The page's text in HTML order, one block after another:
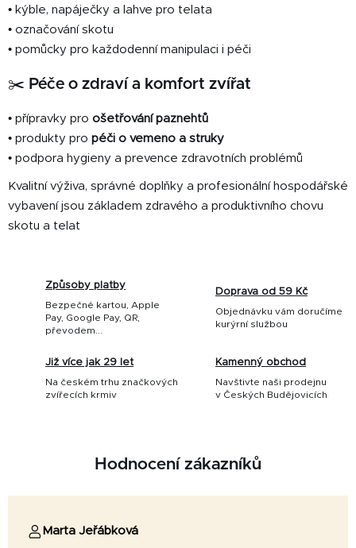
• kýble, napáječky a lahve pro telata
• označování skotu
• pomůcky pro každodenní manipulaci i péči
✂️ Péče o zdraví a komfort zvířat
• přípravky pro ošetřování paznehtů
• produkty pro péči o vemeno a struky
• podpora hygieny a prevence zdravotních problémů
Kvalitní výživa, správné doplňky a profesionální hospodářské
vybavení jsou základem zdravého a produktivního chovu
skotu a telat
Způsoby platby
Bezpečné kartou, Apple
Pay, Google Pay, QR,
převodem...
Doprava od 59 Kč
Objednávku vám doručíme
kurýrní službou
Již více jak 29 let
Na českém trhu značkových
zvířecích krmiv
Kamenný obchod
Navštivte naši prodejnu
v Českých Budějovicích
Hodnocení zákazníků
Marta Jeřábková